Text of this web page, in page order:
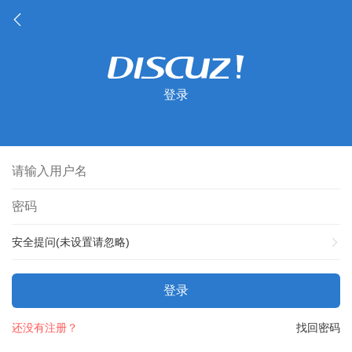
登录
安全提问(未设置请忽略)
登录
找回密码
还没有注册？